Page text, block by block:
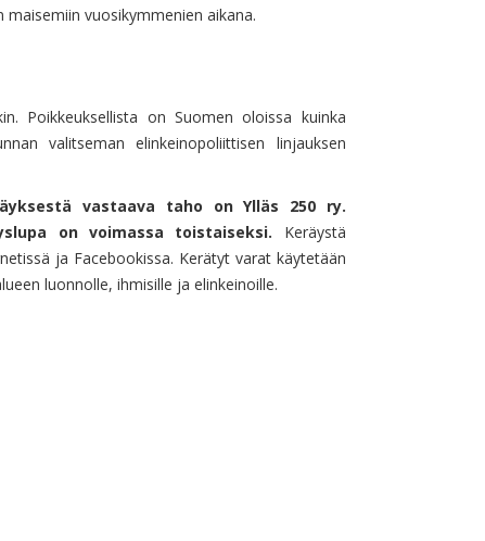
vuosikymmenien aikana.
Poikkeuksellista on Suomen oloissa kuinka
valitseman elinkeinopoliittisen linjauksen
vastaava taho on Ylläs 250 ry.
on voimassa toistaiseksi. Keräystä
ja Facebookissa. Kerätyt varat käytetään
luonnolle, ihmisille ja elinkeinoille.